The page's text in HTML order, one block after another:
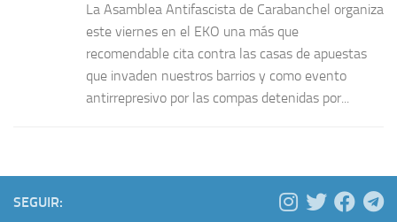
La Asamblea Antifascista de Carabanchel organiza
este viernes en el EKO una más que
recomendable cita contra las casas de apuestas
que invaden nuestros barrios y como evento
antirrepresivo por las compas detenidas por...
SEGUIR: